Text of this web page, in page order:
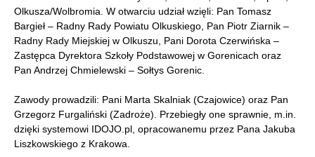
Olkusza/Wolbromia. W otwarciu udział wzięli: Pan Tomasz
Bargieł – Radny Rady Powiatu Olkuskiego, Pan Piotr Ziarnik –
Radny Rady Miejskiej w Olkuszu, Pani Dorota Czerwińska –
Zastępca Dyrektora Szkoły Podstawowej w Gorenicach oraz
Pan Andrzej Chmielewski – Sołtys Gorenic.
Zawody prowadzili: Pani Marta Skalniak (Czajowice) oraz Pan
Grzegorz Furgaliński (Zadroże). Przebiegły one sprawnie, m.in.
dzięki systemowi IDOJO.pl, opracowanemu przez Pana Jakuba
Liszkowskiego z Krakowa.